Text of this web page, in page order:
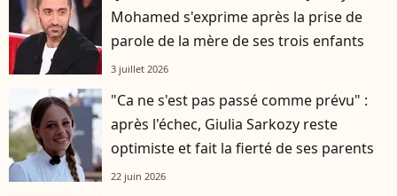
Mohamed s'exprime après la prise de
parole de la mère de ses trois enfants
3 juillet 2026
"Ca ne s'est pas passé comme prévu" :
après l'échec, Giulia Sarkozy reste
optimiste et fait la fierté de ses parents
22 juin 2026